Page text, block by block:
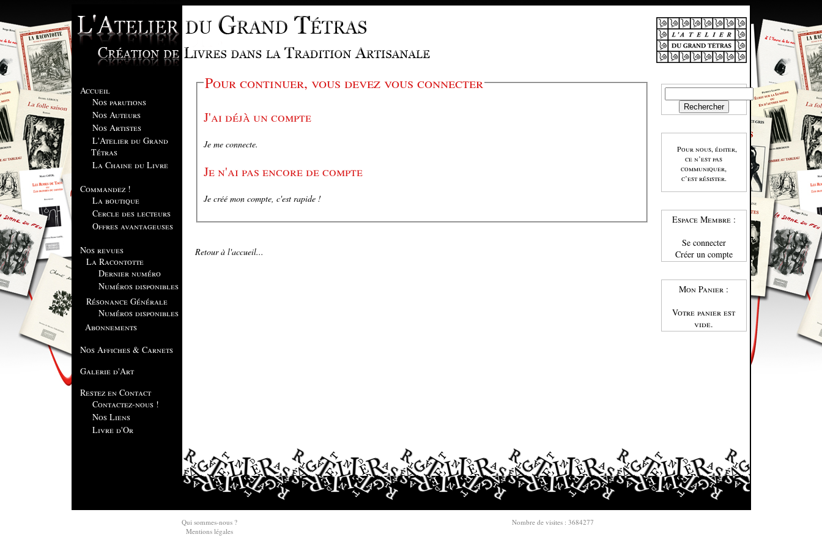
Accueil
Nos parutions
Nos Auteurs
Nos Artistes
L'Atelier du Grand
Tétras
La Chaine du Livre
Commandez !
La boutique
Cercle des lecteurs
Offres avantageuses
Nos revues
La Racontotte
Dernier numéro
Numéros disponibles
Résonance Générale
Numéros disponibles
Abonnements
Nos Affiches & Carnets
Galerie d'Art
Restez en Contact
Contactez-nous !
Nos Liens
Livre d'Or
Pour nous, éditer,
ce n’est pas
communiquer,
c’est résister.
Espace Membre :
Se connecter
Créer un compte
Mon Panier :
Votre panier est
vide.
Pour continuer, vous devez vous connecter
J'ai déjà un compte
Je me connecte.
Je n'ai pas encore de compte
Je créé mon compte, c'est rapide !
Retour à l'accueil...
Qui sommes-nous ?
Mentions légales
Nombre de visites : 3684277